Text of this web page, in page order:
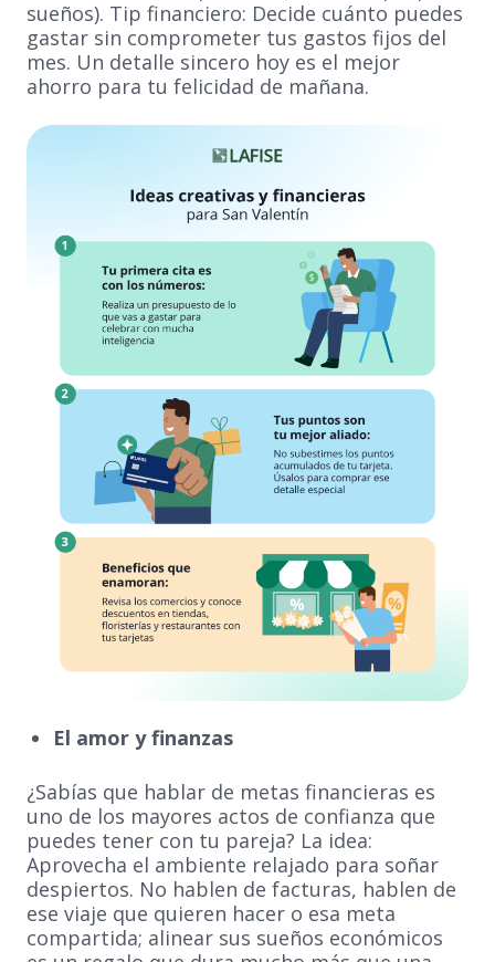
sueños). Tip financiero: Decide cuánto puedes
gastar sin comprometer tus gastos fijos del
mes. Un detalle sincero hoy es el mejor
ahorro para tu felicidad de mañana.
El amor y finanzas
¿Sabías que hablar de metas financieras es
uno de los mayores actos de confianza que
puedes tener con tu pareja? La idea:
Aprovecha el ambiente relajado para soñar
despiertos. No hablen de facturas, hablen de
ese viaje que quieren hacer o esa meta
compartida; alinear sus sueños económicos